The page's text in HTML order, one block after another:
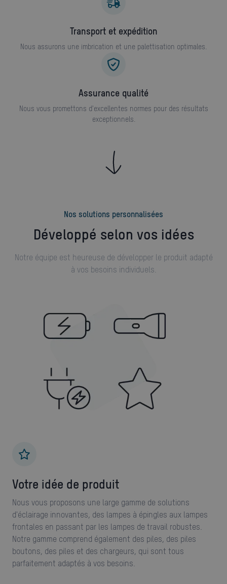
Transport et expédition
Nous assurons une imbrication et une palettisation optimales.
Assurance qualité
Nous vous promettons d'excellentes normes pour des résultats
exceptionnels.
Nos solutions personnalisées
Développé selon vos idées
Notre équipe est heureuse de développer le produit adapté
à vos besoins individuels.
Votre idée de produit
Nous vous proposons une large gamme de solutions
d'éclairage innovantes, des lampes à épingles aux lampes
frontales en passant par les lampes de travail robustes.
Notre gamme comprend également des piles, des piles
boutons, des piles et des chargeurs, qui sont tous
parfaitement adaptés à vos besoins.